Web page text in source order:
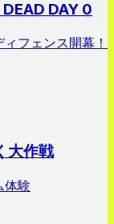
DAY 0
フェンス開幕！
大作戦
体験